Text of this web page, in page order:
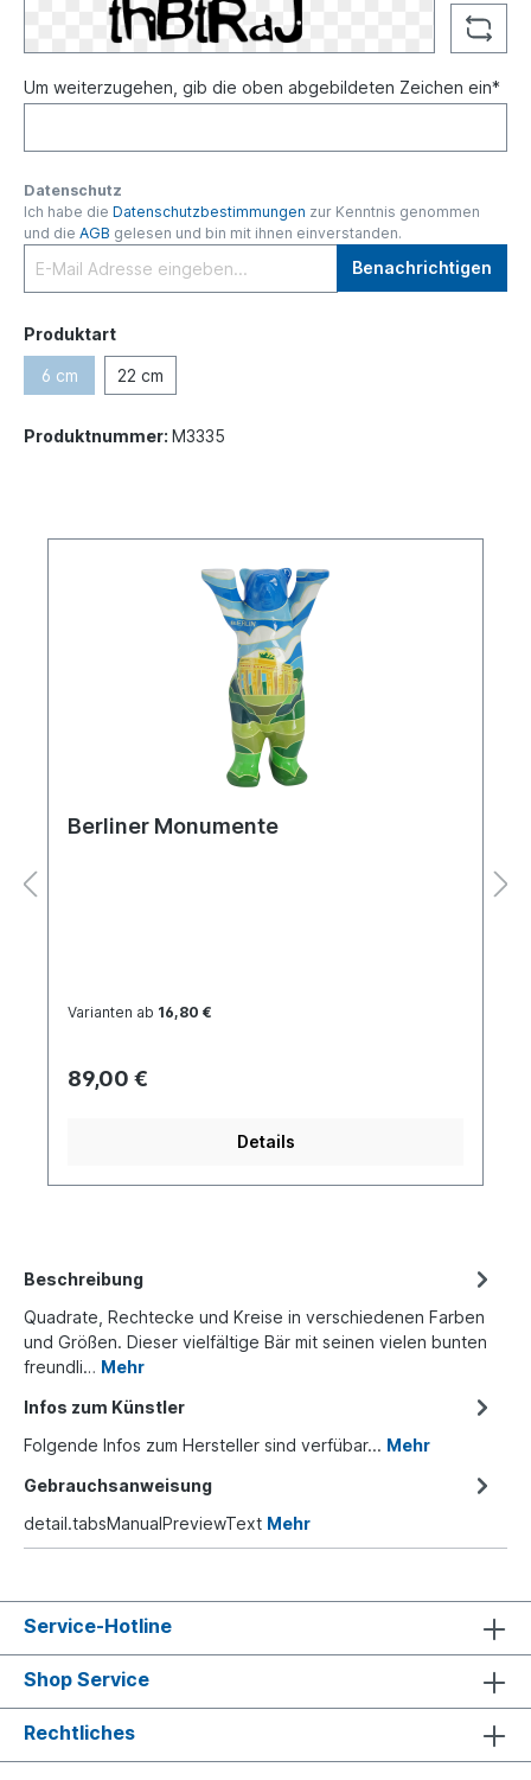
Um weiterzugehen, gib die oben abgebildeten Zeichen ein*
Datenschutz
Ich habe die Datenschutzbestimmungen zur Kenntnis genommen
und die AGB gelesen und bin mit ihnen einverstanden.
Benachrichtigen
Produktart
6 cm 22 cm
Produktnummer: M3335
Berliner Monumente
Varianten ab 16,80 €
89,00 €
Details
Beschreibung
Quadrate, Rechtecke und Kreise in verschiedenen Farben
und Größen. Dieser vielfältige Bär mit seinen vielen bunten
freundli… Mehr
Infos zum Künstler
Folgende Infos zum Hersteller sind verfübar... Mehr
Gebrauchsanweisung
detail.tabsManualPreviewText Mehr
Service-Hotline
Shop Service
Rechtliches